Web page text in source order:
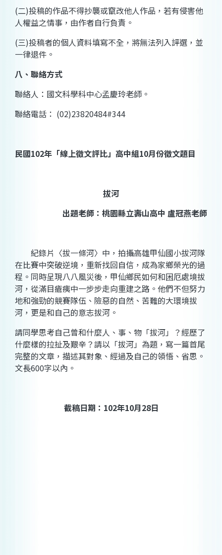
(二)投稿的作品不得抄襲或竄改他人作品，若有侵害他
人權益之情事，由作者自行負責。
(三)投稿者的個人資料填寫不全，將無法列入評選，並
一律退件。
八、聯絡方式
聯絡人：國文科學科中心孟慶玲老師。
聯絡電話： (02)23820484#344
民國102年「線上徵文評比」高中組10月份徵文題目
拔河
出題老師：桃園縣立壽山高中 盧冠燕老師
紀錄片〈拔一條河〉中，拍攝高雄甲仙國小拔河隊
在比賽中突破逆境，重新找回自信，成為家鄉榮光的過
程。同時呈現八八風災後，甲仙鄉民如何和困厄處境拔
河，從滿目瘡痍中一步步走向重建之路。他們不但努力
地和強勁的競賽隊伍、險惡的自然、苦難的大環境拔
河，更是和自己的意志拔河。
請同學思考自己曾和什麼人、事、物「拔河」？經歷了
什麼樣的拉扯及艱辛？請以「拔河」為題，寫一篇首尾
完整的文章， 描述其對象、經過及自己的領悟、省思。
文長600字以內。
截稿日期： 102年10月28日